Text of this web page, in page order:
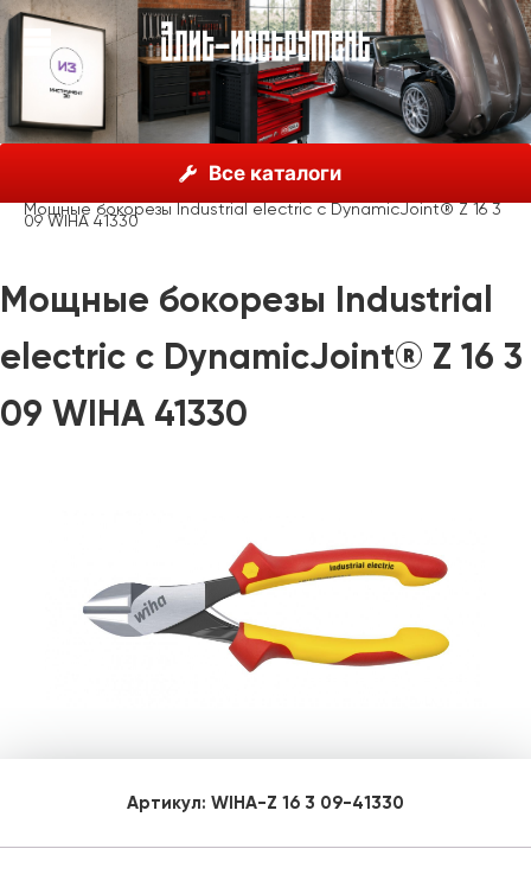
Все каталоги
Инструмент Wiha, Германия
Шарнирно-губцевый инструмент
Мощные бокорезы
Мощные бокорезы Industrial electric с DynamicJoint® Z 16 3
09 WIHA 41330
Мощные бокорезы Industrial
electric с DynamicJoint® Z 16 3
09 WIHA 41330
Артикул: WIHA-Z 16 3 09-41330